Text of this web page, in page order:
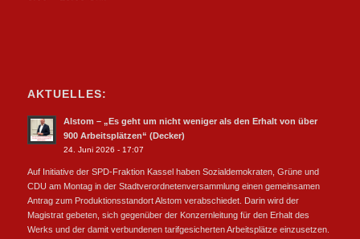
AKTUELLES:
Alstom – „Es geht um nicht weniger als den Erhalt von über
900 Arbeitsplätzen“ (Decker)
24. Juni 2026 - 17:07
Auf Initiative der SPD-Fraktion Kassel haben Sozialdemokraten, Grüne und
CDU am Montag in der Stadtverordnetenversammlung einen gemeinsamen
Antrag zum Produktionsstandort Alstom verabschiedet. Darin wird der
Magistrat gebeten, sich gegenüber der Konzernleitung für den Erhalt des
Werks und der damit verbundenen tarifgesicherten Arbeitsplätze einzusetzen.